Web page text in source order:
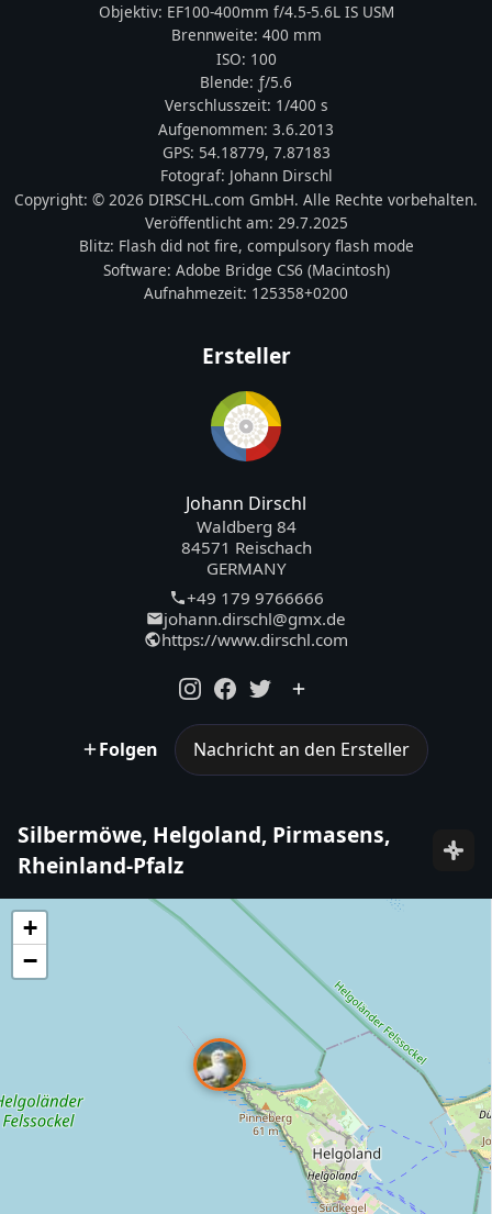
Objektiv: EF100-400mm f/4.5-5.6L IS USM
Brennweite: 400 mm
ISO: 100
Blende: ƒ/5.6
Verschlusszeit: 1/400 s
Aufgenommen: 3.6.2013
GPS: 54.18779, 7.87183
Fotograf: Johann Dirschl
Copyright: © 2026 DIRSCHL.com GmbH. Alle Rechte vorbehalten.
Veröffentlicht am: 29.7.2025
Blitz: Flash did not fire, compulsory flash mode
Software: Adobe Bridge CS6 (Macintosh)
Aufnahmezeit: 125358+0200
Ersteller
Johann Dirschl
Waldberg 84
84571 Reischach
GERMANY
+49 179 9766666
johann.dirschl@gmx.de
https://www.dirschl.com
Folgen Nachricht an den Ersteller
Silbermöwe, Helgoland, Pirmasens,
Rheinland-Pfalz
+
−